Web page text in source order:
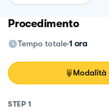
Procedimento
Tempo totale 1 ora
Modalità
STEP 1